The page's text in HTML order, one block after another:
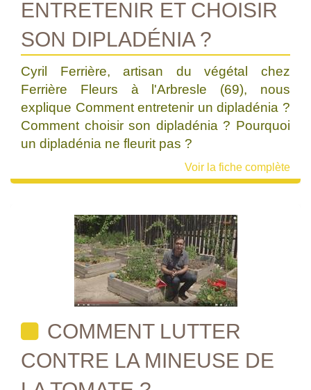
ENTRETENIR ET CHOISIR
SON DIPLADÉNIA ?
Cyril Ferrière, artisan du végétal chez
Ferrière Fleurs à l'Arbresle (69), nous
explique Comment entretenir un dipladénia ?
Comment choisir son dipladénia ? Pourquoi
un dipladénia ne fleurit pas ?
Voir la fiche complète
COMMENT LUTTER
CONTRE LA MINEUSE DE